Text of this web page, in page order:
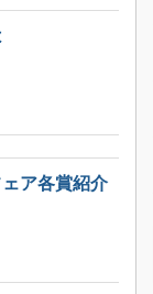
ア各賞紹介